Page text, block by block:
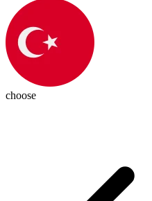
choose